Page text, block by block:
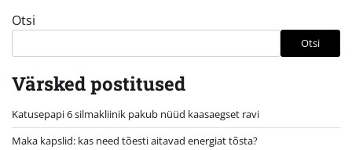
Otsi
Otsi
Värsked postitused
Katusepapi 6 silmakliinik pakub nüüd kaasaegset ravi
Maka kapslid: kas need tõesti aitavad energiat tõsta?